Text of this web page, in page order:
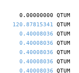
0.00000000 QTUM
120.87815341 QTUM
0.40008036 QTUM
0.40008036 QTUM
0.40008036 QTUM
0.40008036 QTUM
0.40008036 QTUM